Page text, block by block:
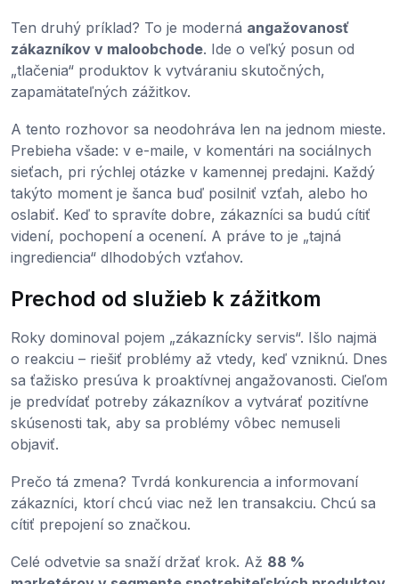
Ten druhý príklad? To je moderná angažovanosť
zákazníkov v maloobchode. Ide o veľký posun od
„tlačenia“ produktov k vytváraniu skutočných,
zapamätateľných zážitkov.
A tento rozhovor sa neodohráva len na jednom mieste.
Prebieha všade: v e-maile, v komentári na sociálnych
sieťach, pri rýchlej otázke v kamennej predajni. Každý
takýto moment je šanca buď posilniť vzťah, alebo ho
oslabiť. Keď to spravíte dobre, zákazníci sa budú cítiť
videní, pochopení a ocenení. A práve to je „tajná
ingrediencia“ dlhodobých vzťahov.
Prechod od služieb k zážitkom
Roky dominoval pojem „zákaznícky servis“. Išlo najmä
o reakciu – riešiť problémy až vtedy, keď vzniknú. Dnes
sa ťažisko presúva k proaktívnej angažovanosti. Cieľom
je predvídať potreby zákazníkov a vytvárať pozitívne
skúsenosti tak, aby sa problémy vôbec nemuseli
objaviť.
Prečo tá zmena? Tvrdá konkurencia a informovaní
zákazníci, ktorí chcú viac než len transakciu. Chcú sa
cítiť prepojení so značkou.
Celé odvetvie sa snaží držať krok. Až 88 %